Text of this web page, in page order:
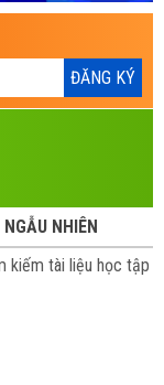
NHIÊN
kiếm tài liệu học tập